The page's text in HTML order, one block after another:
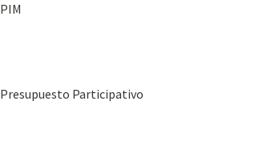
PIM
Presupuesto Participativo